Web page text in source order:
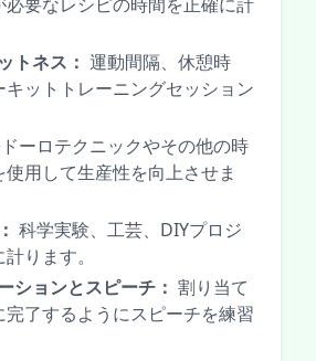
トネス： 運動間隔、休憩時
キットトレーニングセッション
ーロテクニックやその他の時
用して生産性を向上させま
科学実験、工芸、DIYプロジ
ります。
ションとスピーチ： 割り当て
完了するようにスピーチを練習